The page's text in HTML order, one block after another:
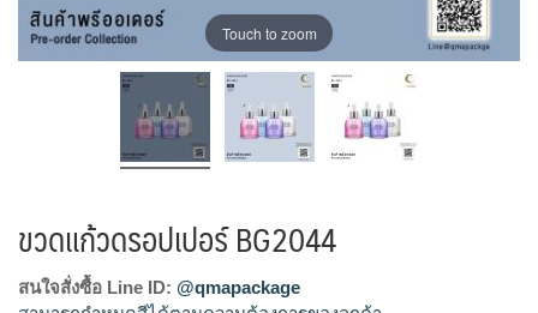
Touch to zoom
ขวดแก้วดรอปเปอร์ BG2044
สนใจสั่งซื้อ Line ID: @qmapackage